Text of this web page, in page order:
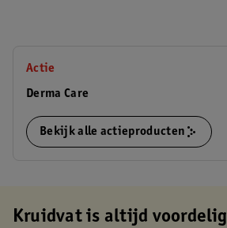
Actie
Derma Care
Bekijk alle actieproducten
Kruidvat is altijd voordelig